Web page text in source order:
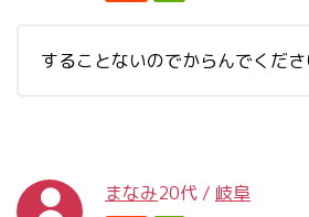
することないのでからんでくださ
まなみ20代 / 岐阜